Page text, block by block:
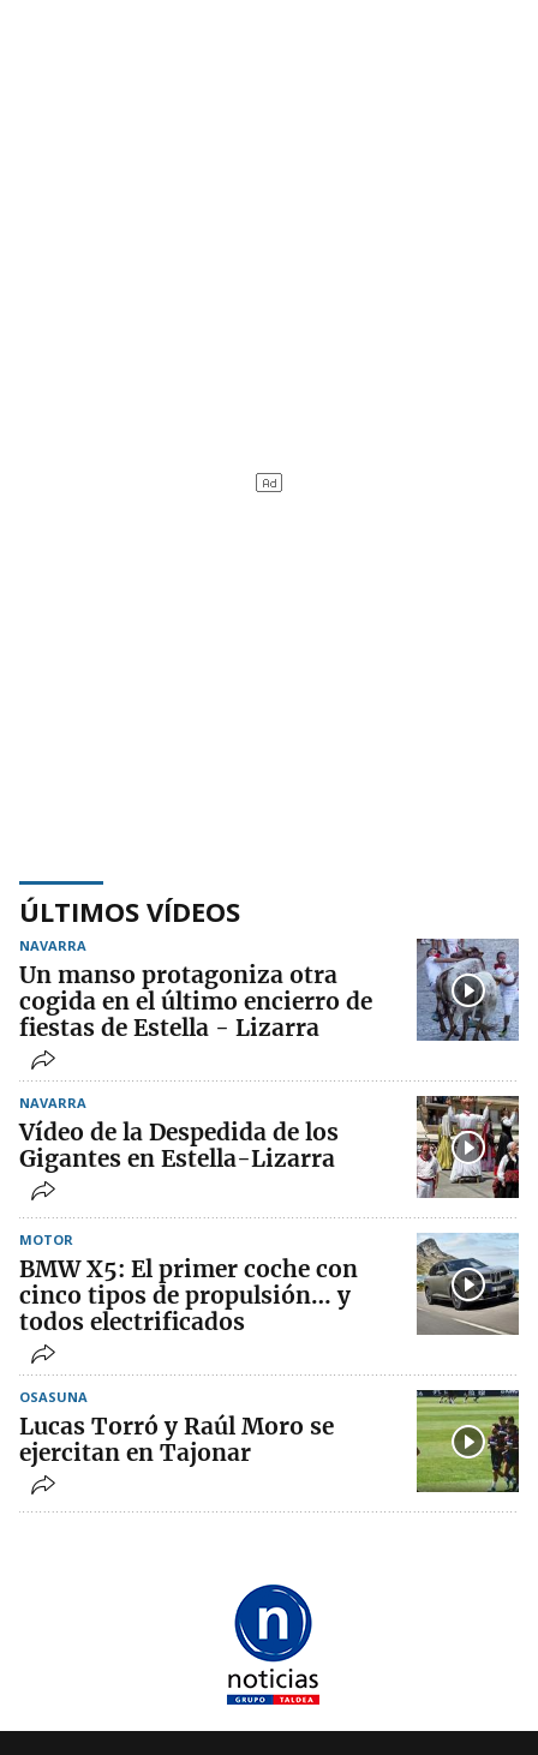
ÚLTIMOS VÍDEOS
NAVARRA
Un manso protagoniza otra
cogida en el último encierro de
fiestas de Estella - Lizarra
NAVARRA
Vídeo de la Despedida de los
Gigantes en Estella-Lizarra
MOTOR
BMW X5: El primer coche con
cinco tipos de propulsión… y
todos electrificados
OSASUNA
Lucas Torró y Raúl Moro se
ejercitan en Tajonar